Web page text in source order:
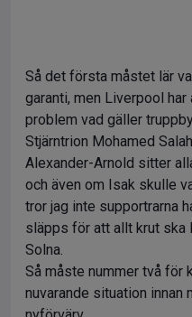
Så det första måstet lär
garanti, men Liverpool
problem vad gäller
Stjärntrion Mohamed
Alexander-Arnold sitter
och även om Isak skulle
tror jag inte supportrarna
släpps för att allt krut ska
Solna.
Så måste nummer två för
nuvarande situation innan